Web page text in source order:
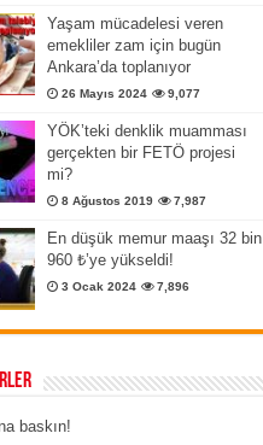
Yaşam mücadelesi veren
emekliler zam için bugün
Ankara’da toplanıyor
26 Mayıs 2024 9,077
YÖK’teki denklik muamması
gerçekten bir FETÖ projesi
mi?
8 Ağustos 2019 7,987
En düşük memur maaşı 32 bin
960 ₺’ye yükseldi!
3 Ocak 2024 7,896
baskın!